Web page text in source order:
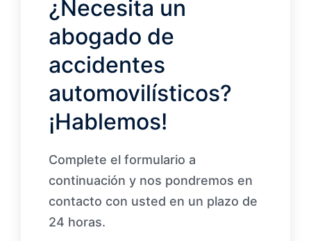
¿Necesita un
abogado de
accidentes
automovilísticos?
¡Hablemos!
Complete el formulario a
continuación y nos pondremos en
contacto con usted en un plazo de
24 horas.